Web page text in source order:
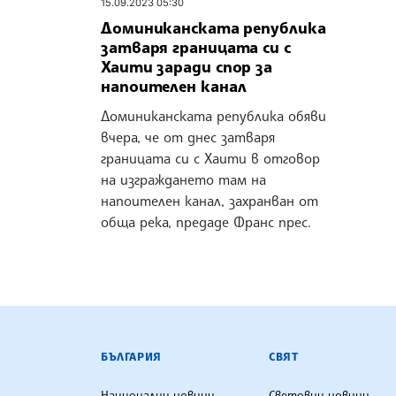
15.09.2023 05:30
Доминиканската република
затваря границата си с
Хаити заради спор за
напоителен канал
Доминиканската република обяви
вчера, че от днес затваря
границата си с Хаити в отговор
на изграждането там на
напоителен канал, захранван от
обща река, предаде Франс прес.
БЪЛГАРСКА ТЕЛЕГРАФНА
БЪЛГАРИЯ СВЯТ